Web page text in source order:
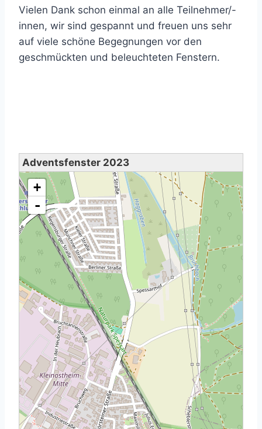
Vielen Dank schon einmal an alle Teilnehmer/-
innen, wir sind gespannt und freuen uns sehr
auf viele schöne Begegnungen vor den
geschmückten und beleuchteten Fenstern.
Adventsfenster 2023
Karte wird geladen - bitte warten...
+
-